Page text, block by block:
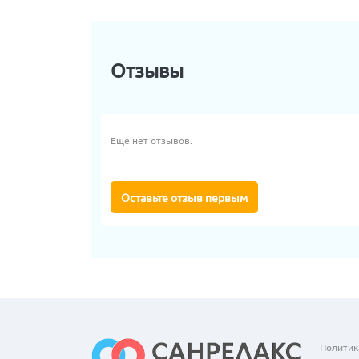
Отзывы
Еще нет отзывов.
Оставьте отзыв первым